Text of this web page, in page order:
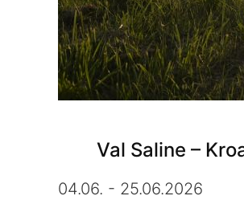
Val Saline –
04.06. - 25.06.2026